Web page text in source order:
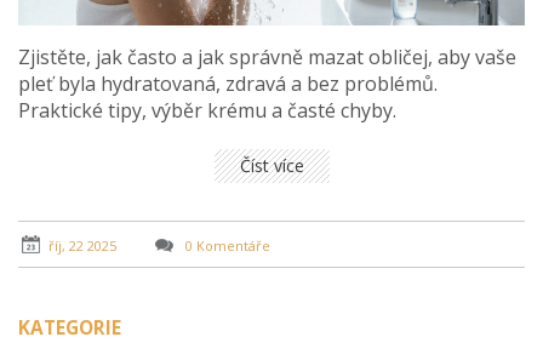
Zjistěte, jak často a jak správně mazat obličej, aby vaše
pleť byla hydratovaná, zdravá a bez problémů.
Praktické tipy, výběr krému a časté chyby.
Číst více
říj, 22 2025 0 Komentáře
KATEGORIE